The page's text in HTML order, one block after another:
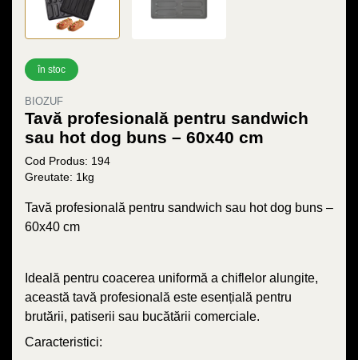
în stoc
BIOZUF
Tavă profesională pentru sandwich
sau hot dog buns – 60x40 cm
Cod Produs: 194
Greutate: 1kg
Tavă profesională pentru sandwich sau hot dog buns –
60x40 cm
Ideală pentru coacerea uniformă a chiflelor alungite,
această tavă profesională este esențială pentru
brutării, patiserii sau bucătării comerciale.
Caracteristici: